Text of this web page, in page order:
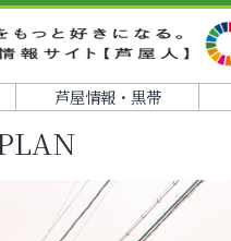
芦屋情報・黒帯